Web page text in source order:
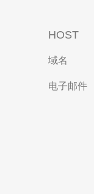
HOST
域名
电子邮件